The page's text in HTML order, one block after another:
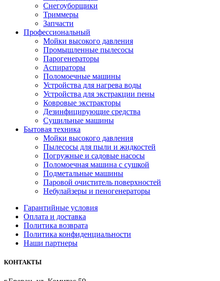
Снегоуборщики
Триммеры
Запчасти
Профессиональный
Мойки высокого давления
Промышленные пылесосы
Парогенераторы
Аспираторы
Поломоечные машины
Устройства для нагрева воды
Устройства для экстракции пены
Ковровые экстракторы
Дезинфицирующие средства
Сушильные машины
Бытовая техника
Мойки высокого давления
Пылесосы для пыли и жидкостей
Погружные и садовые насосы
Поломоечная машина с сушкой
Подметальные машины
Паровой очиститель поверхностей
Небулайзеры и пеногенераторы
Гарантийные условия
Оплата и доставка
Политика возврата
Политика конфиденциальности
Наши партнеры
КОНТАКТЫ